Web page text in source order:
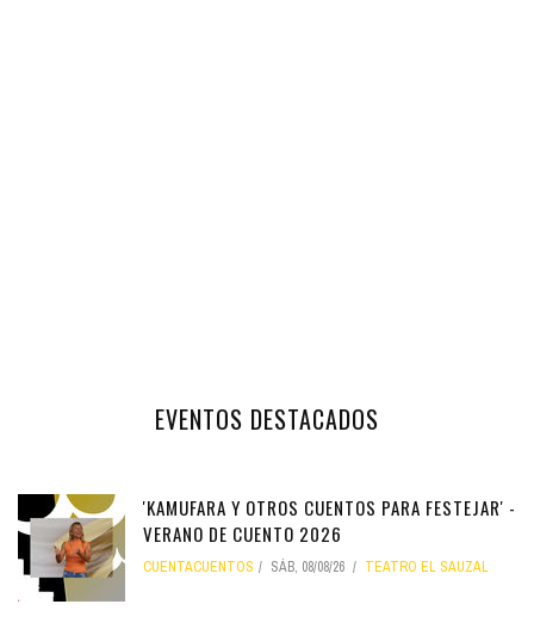
EVENTOS DESTACADOS
'KAMUFARA Y OTROS CUENTOS PARA FESTEJAR' -
VERANO DE CUENTO 2026
CUENTACUENTOS SÁB, 08/08/26 TEATRO EL SAUZAL